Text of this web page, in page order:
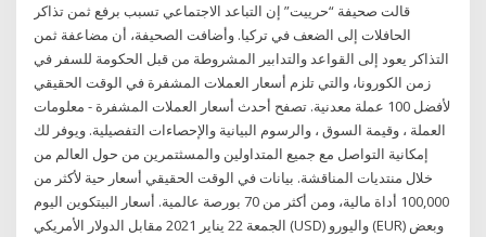
قالت صحيفة “حرييت” إن التباعد الاجتماعي تسبب برفع ثمن تذاكر
الحافلات إلى الضعف في تركيا. وأضافت الصحيفة، أن مضاعفة ثمن
التذاكر يعود إلى القواعد والتدابير المشروطة من قبل الحكومة للسفر في
زمن الكورونا، والتي تلزم أسعار العملات المشفرة في الوقت الحقيقي
لأفضل 100 عملة معدنية. تصفح أحدث أسعار العملات المشفرة - معلومات
العملة ، وقيمة السوق ، والرسوم البيانية والإحصاءات التفصيلية. ويوفر لك
إمكانية التواصل مع جميع المتداولين والمسثتمرين من حول العالم من
خلال منتديات المناقشة. بيانات في الوقت الحقيقي أسعار حية لأكثر من
100,000 أداة مالية، ومن أكثر من 70 بورصة عالمية. أسعار البيتكوين اليوم
الجمعة 22 يناير 2021 مقابل الدولار الأمريكي (USD) واليورو (EUR) وبعض